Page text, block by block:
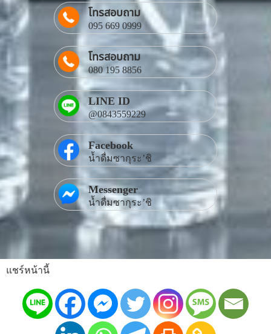
โทรสอบถาม
095 669 0999
โทรสอบถาม
080 195 8856
LINE ID
@0843559229
Facebook
น้ำดื่มซากุระ’ชิ
Messenger
น้ำดื่มซากุระ’ชิ
แชร์หน้านี้